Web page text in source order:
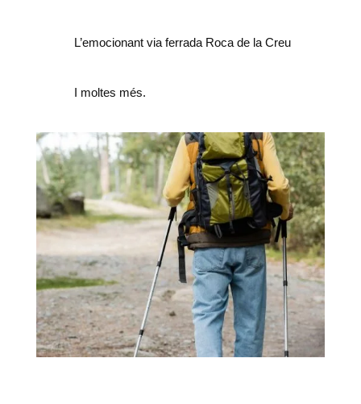
L’emocionant via ferrada Roca de la Creu
I moltes més.